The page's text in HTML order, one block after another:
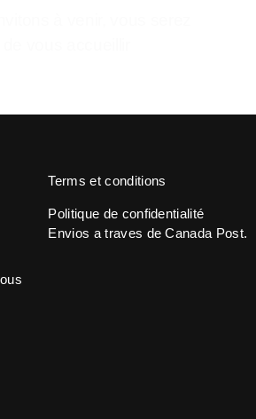
Terms et conditions
Politique de confidentialité
Envios a traves de Canada Post.